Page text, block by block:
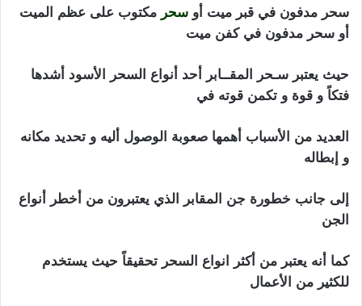
سحر مدفون في قبر ميت أو سحر مكتوب على عظم الميت
أو سحر مدفون في كفن ميت
حيث يعتبر سـحر المقــابر أحد أنواع السحر الأسود أشدها
فتكاً و قوة و تكمن قوته في
العديد من الأسباب أهمها صعوبة الوصول أليه و تحديد مكانه
و إبطاله
إلى جانب خطورة جن المقابر الذي يعتبرون من أخطر أنواع
الجن
كما أنه يعتبر من أكثر انواع السحر تحقيقاً حيث يستخدم
للكثير من الأعمال